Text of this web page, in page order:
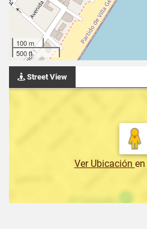
100 m
500 ft
Street View
Ver Ubicación en